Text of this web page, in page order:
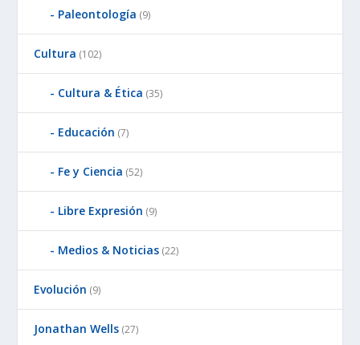
Paleontología (9)
Cultura (102)
Cultura & Ética (35)
Educación (7)
Fe y Ciencia (52)
Libre Expresión (9)
Medios & Noticias (22)
Evolución (9)
Jonathan Wells (27)